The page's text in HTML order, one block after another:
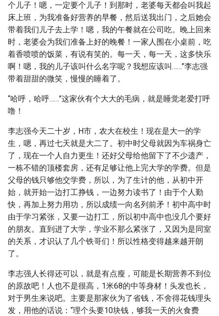
个儿子！嗯，一定要个儿子！到那时，老婆每天都会叫我起
床上班，为我准备好营养的早餐，然后送我出门，之后她会
带着我们儿子去上学！嗯，我的午餐就在公司吃。晚上回来
时，老婆会为我们准备上好的晚餐！一家人围在小桌前，吃
着香喷喷的饭菜，有说有笑的。每一天，每一天，这多快乐
啊！嗯，我的儿子该叫什么名字呢？我想应该叫……”李志强
带着甜甜的微笑，慢慢的睡着了。
“哈呼，哈呼……”这家伙有个大大的毛病，就是睡觉老爱打呼
噜！
李志强今天二十岁，H市，农大在校生！现在是大一的学
生，嗯，再过七天就是大二了。初中时父母就因为车祸身亡
了，现在一个人自力更生！还好父母给他留下了不少遗产，
一栋不错的顶楼套房，还有足够让他上完大学的学费。但是
父母的钱只够他交学费，所以，为了生计的他，从初中开
始，就开始一边打工挣钱，一边努力读书了！由于个人勤
快，再加上努力用功，所以成绩一向名列前矛！初中高中时
由于学习紧张，又要一边打工，所以初中高中也没几个要好
的朋友。直到进了大学，学业不那么紧张了，又因为是同室
的关系，才识认了几个铁哥们！所以性格变得越来越开朗
了。
李志强人长得还可以，就是有点瘦，可能是长期营养不到位
的原故吧！人也不是很高，1米68的中等身材！头发也长，
对于男生来说吧。主要是那家伙为了省钱，不舍得花钱理头
发，用他的话说：“理个头要10块钱，够我一天的火食费